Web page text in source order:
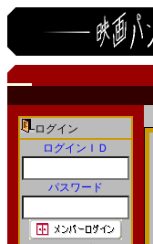
ログイン
ログインＩＤ
パスワード